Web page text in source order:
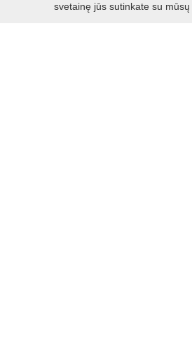
I - V 8.30 - 17.00 val.
svetainę jūs sutinkate su mūsų